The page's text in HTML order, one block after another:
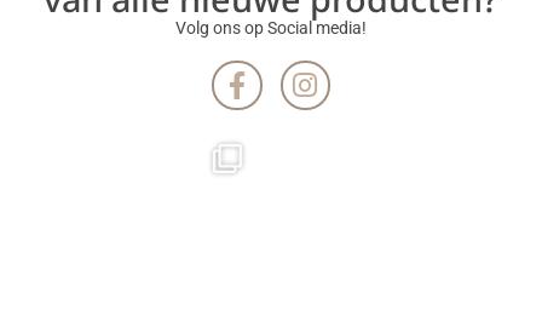
Volg ons op Social media!